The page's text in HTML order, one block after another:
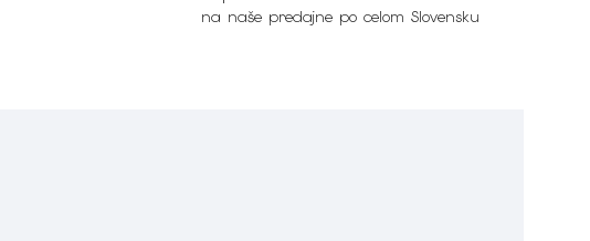
na naše predajne po celom Slovensku